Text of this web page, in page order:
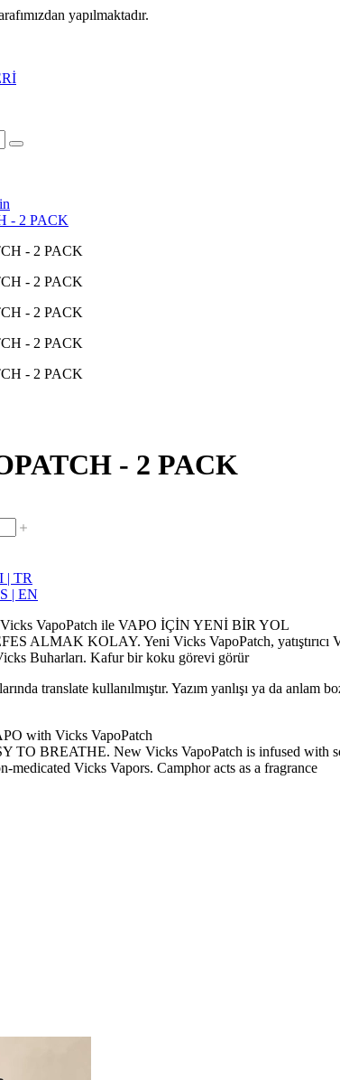
yapılmaktadır.
- 2 PACK
- 2 PACK
| TR
| EN
Vicks VapoPatch ile VAPO İÇİN YENİ BİR YOL
ALMAK KOLAY. Yeni Vicks VapoPatch, yatıştırıcı
Buharları. Kafur bir koku görevi görür
translate kullanılmıştır. Yazım yanlışı ya da
with Vicks VapoPatch
TO BREATHE. New Vicks VapoPatch is infused with
Vicks Vapors. Camphor acts as a fragrance